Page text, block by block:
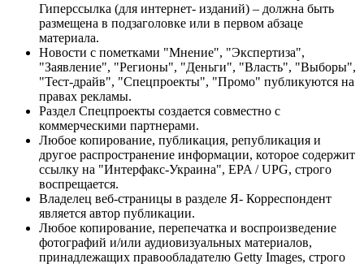
Гиперссылка (для интернет- изданий) – должна быть
размещена в подзаголовке или в первом абзаце
материала.
Новости с пометками "Мнение", "Экспертиза",
"Заявление", "Регионы", "Деньги", "Власть", "Выборы",
"Тест-драйв", "Спецпроекты", "Промо" публикуются на
правах рекламы.
Раздел Спецпроекты создается совместно с
коммерческими партнерами.
Любое копирование, публикация, републикация и
другое распространение информации, которое содержит
ссылку на "Интерфакс-Украина", EPA / UPG, строго
воспрещается.
Владелец веб-страницы в разделе Я- Корреспондент
является автор публикации.
Любое копирование, перепечатка и воспроизведение
фотографий и/или аудиовизуальных материалов,
принадлежащих правообладателю Getty Images, строго